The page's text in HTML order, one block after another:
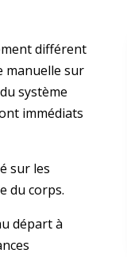
différent
manuelle sur
système
immédiats
sur les
du corps.
départ à